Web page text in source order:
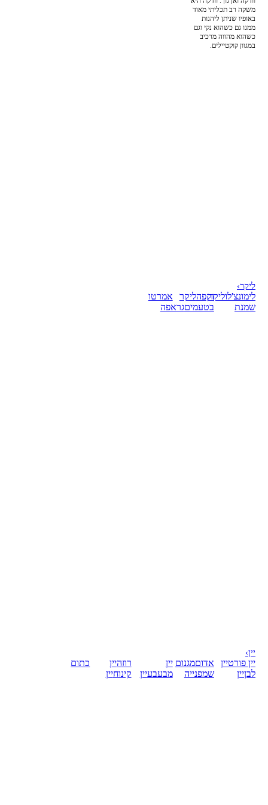
משקה רב תכליתי מאוד
באופיו שניתן ליהנות
ממנו גם כשהוא נקי וגם
כשהוא מהווה מרכיב
במגוון קוקטיילים.
ליקר›
לימונצ'לוליקר
שמנת
וקפהליקר
בטעמיםגראפה
אמרטו
יין›
יין פורטיין
לבןיין
אדוםמגנום
שמפנייה
יין
מבעבעיין
רוזהיין
קינוחיין
כתום